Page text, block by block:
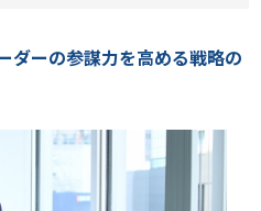
ダーの参謀力を高める戦略の